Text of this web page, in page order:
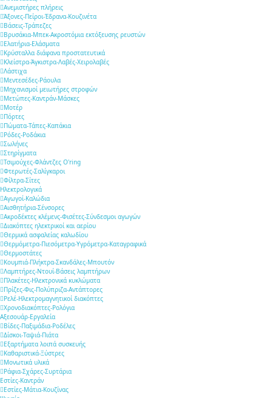
Ανεμιστήρες πλήρεις
Άξονες-Πείροι-Έδρανα-Κουζινέτα
Βάσεις-Τράπεζες
Βρυσάκια-Μπεκ-Ακροστόμια εκτόξευσης ρευστών
Ελατήρια-Ελάσματα
Κρύσταλλα διάφανα προστατευτικά
Κλείστρα-Άγκιστρα-Λαβές-Χειρολαβές
Λάστιχα
Μεντεσέδες-Ράουλα
Μηχανισμοί μειωτήρες στροφών
Μετώπες-Καντράν-Μάσκες
Μοτέρ
Πόρτες
Πώματα-Τάπες-Καπάκια
Ρόδες-Ροδάκια
Σωλήνες
Στηρίγματα
Τσιμούχες-Φλάντζες O'ring
Φτερωτές-Σαλίγκαροι
Φίλτρα-Σίτες
Ηλεκτρολογικά
Αγωγοί-Καλώδια
Αισθητήρια-Σένσορες
Ακροδέκτες κλέμενς-Φισέτες-Σύνδεσμοι αγωγών
Διακόπτες ηλεκτρικοί και αερίου
Θερμικά ασφαλείας καλωδίου
Θερμόμετρα-Πιεσόμετρα-Υγρόμετρα-Καταγραφικά
Θερμοστάτες
Κουμπιά-Πλήκτρα-Σκανδάλες-Μπουτόν
Λαμπτήρες-Ντουί-Βάσεις λαμπτήρων
Πλακέτες-Ηλεκτρονικά κυκλώματα
Πρίζες-Φις-Πολύπριζα-Αντάπτορες
Ρελέ-Ηλεκτρομαγνητικοί διακόπτες
Χρονοδιακόπτες-Ρολόγια
Αξεσουάρ-Εργαλεία
Βίδες-Παξιμάδια-Ροδέλες
Δίσκοι-Ταψιά-Πιάτα
Εξαρτήματα λοιπά συσκευής
Καθαριστικά-Ξύστρες
Μονωτικά υλικά
Ράφια-Σχάρες-Συρτάρια
Εστίες-Καντράν
Εστίες-Μάτια-Κουζίνας